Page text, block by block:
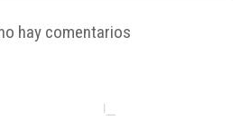
hay comentarios